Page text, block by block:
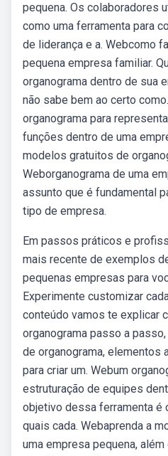
pequena. Os colaboradores
como uma ferramenta para
de liderança e a. Webcomo
pequena empresa familiar.
organograma dentro de sua
não sabe bem ao certo
organograma para
funções dentro de uma
modelos gratuitos de
Weborganograma de uma
assunto que é fundamental
tipo de empresa.
Em passos práticos e
mais recente de exemplos
pequenas empresas para
Experimente customizar
conteúdo vamos te explicar
organograma passo a
de organograma, elementos
para criar um. Webum
estruturação de equipes
objetivo dessa ferramenta é
quais cada. Webaprenda a
uma empresa pequena,